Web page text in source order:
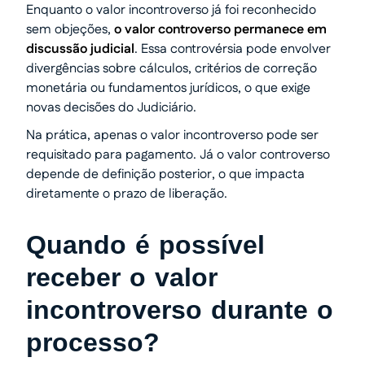
Enquanto o valor incontroverso já foi reconhecido
sem objeções, o valor controverso permanece em
discussão judicial. Essa controvérsia pode envolver
divergências sobre cálculos, critérios de correção
monetária ou fundamentos jurídicos, o que exige
novas decisões do Judiciário.
Na prática, apenas o valor incontroverso pode ser
requisitado para pagamento. Já o valor controverso
depende de definição posterior, o que impacta
diretamente o prazo de liberação.
Quando é possível
receber o valor
incontroverso durante o
processo?